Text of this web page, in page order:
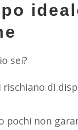
sei?
rischiano di
pochi non